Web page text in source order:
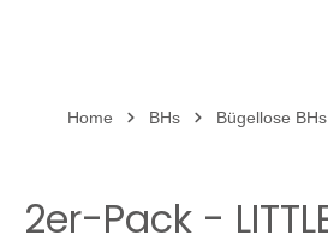
Home BHs Bügellose BHs
2er-Pack -